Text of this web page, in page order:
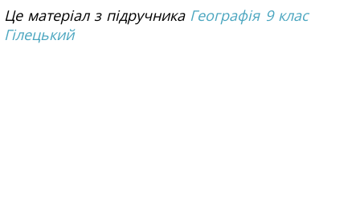
Це матеріал з підручника Географія 9 клас
Гілецький